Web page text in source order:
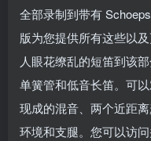
全部录制到带有
版为您提供所有这些以
人眼花缭乱的短笛到该
单簧管和低音长笛。可
现成的混音、两个近距
环境和支腿。您可以访